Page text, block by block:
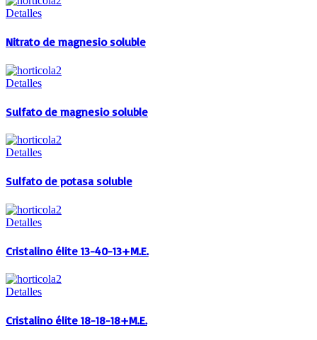
Detalles
Nitrato de magnesio soluble
Detalles
Sulfato de magnesio soluble
Detalles
Sulfato de potasa soluble
Detalles
Cristalino élite 13-40-13+M.E.
Detalles
Cristalino élite 18-18-18+M.E.